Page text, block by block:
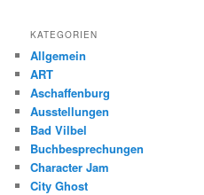
KATEGORIEN
Allgemein
ART
Aschaffenburg
Ausstellungen
Bad Vilbel
Buchbesprechungen
Character Jam
City Ghost